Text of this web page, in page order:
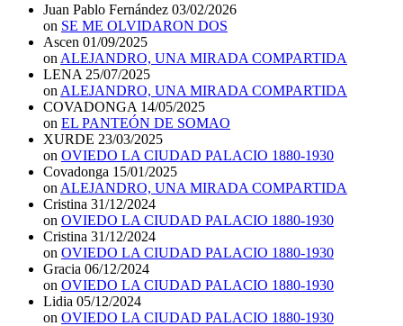
Juan Pablo Fernández 03/02/2026
on SE ME OLVIDARON DOS
Ascen 01/09/2025
on ALEJANDRO, UNA MIRADA COMPARTIDA
LENA 25/07/2025
on ALEJANDRO, UNA MIRADA COMPARTIDA
COVADONGA 14/05/2025
on EL PANTEÓN DE SOMAO
XURDE 23/03/2025
on OVIEDO LA CIUDAD PALACIO 1880-1930
Covadonga 15/01/2025
on ALEJANDRO, UNA MIRADA COMPARTIDA
Cristina 31/12/2024
on OVIEDO LA CIUDAD PALACIO 1880-1930
Cristina 31/12/2024
on OVIEDO LA CIUDAD PALACIO 1880-1930
Gracia 06/12/2024
on OVIEDO LA CIUDAD PALACIO 1880-1930
Lidia 05/12/2024
on OVIEDO LA CIUDAD PALACIO 1880-1930